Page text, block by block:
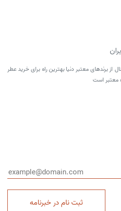
برندهای معتبر دنیا بهترین راه برای خرید عطر
معتبر است
ثبت نام در خبرنامه